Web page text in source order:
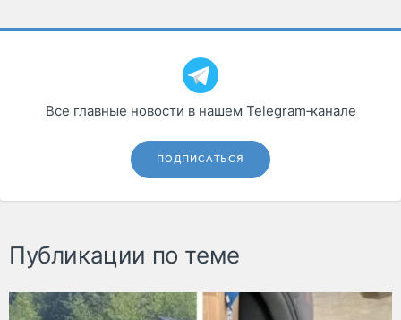
Все главные новости в нашем Telegram‑канале
ПОДПИСАТЬСЯ
Публикации по теме